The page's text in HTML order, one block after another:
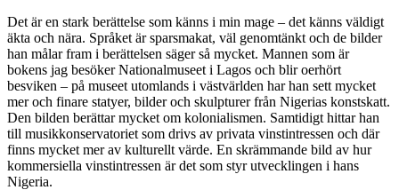
Det är en stark berättelse som känns i min mage – det känns väldigt
äkta och nära. Språket är sparsmakat, väl genomtänkt och de bilder
han målar fram i berättelsen säger så mycket. Mannen som är
bokens jag besöker Nationalmuseet i Lagos och blir oerhört
besviken – på museet utomlands i västvärlden har han sett mycket
mer och finare statyer, bilder och skulpturer från Nigerias konstskatt.
Den bilden berättar mycket om kolonialismen. Samtidigt hittar han
till musikkonservatoriet som drivs av privata vinstintressen och där
finns mycket mer av kulturellt värde. En skrämmande bild av hur
kommersiella vinstintressen är det som styr utvecklingen i hans
Nigeria.